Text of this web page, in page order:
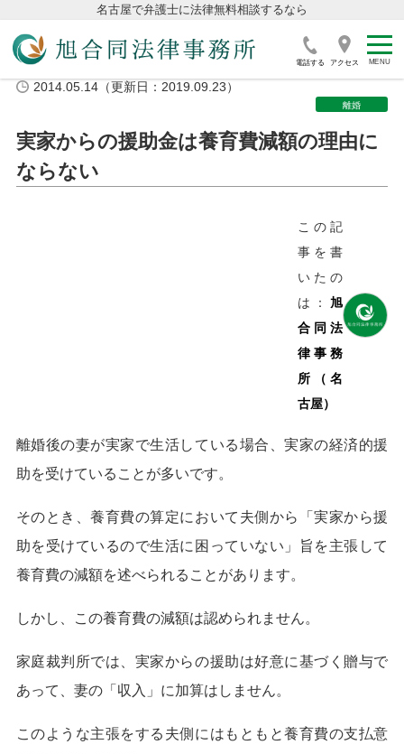
名古屋で弁護士に法律無料相談するなら
電話する アクセス
2014.05.14（更新日：2019.09.23）
離婚
実家からの援助金は養育費減額の理由に
ならない
この記
事を書
いたの
は：旭
合同法
律事務
所（名
古屋）
離婚後の妻が実家で生活している場合、実家の経済的援
助を受けていることが多いです。
そのとき、養育費の算定において夫側から「実家から援
助を受けているので生活に困っていない」旨を主張して
養育費の減額を述べられることがあります。
しかし、この養育費の減額は認められません。
家庭裁判所では、実家からの援助は好意に基づく贈与で
あって、妻の「収入」に加算はしません。
このような主張をする夫側にはもともと養育費の支払意